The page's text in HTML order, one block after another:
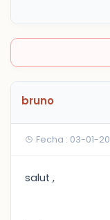
bruno
Fecha : 03-01-
salut ,